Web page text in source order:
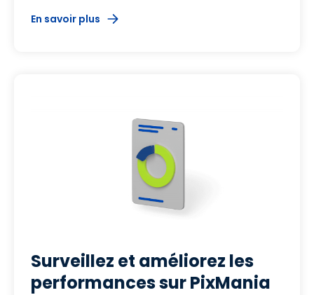
En savoir plus
Surveillez et améliorez les
performances sur PixMania